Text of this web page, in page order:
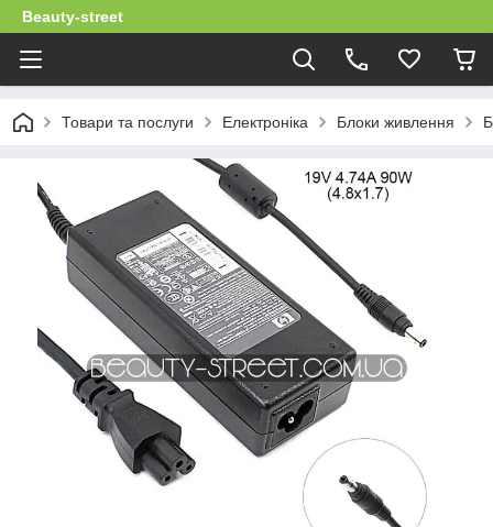
Beauty-street
Товари та послуги Електроніка Блоки живлення